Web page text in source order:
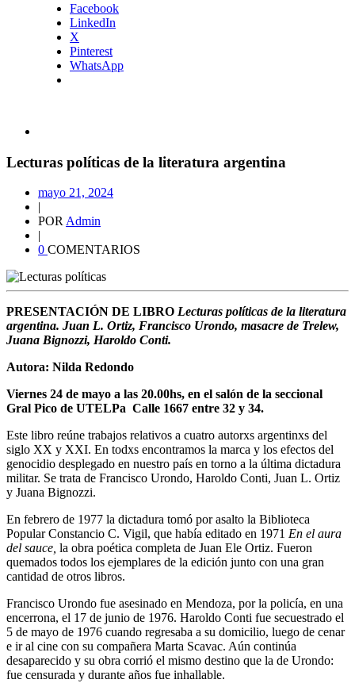
Facebook
LinkedIn
X
Pinterest
WhatsApp
Lecturas políticas de la literatura argentina
mayo 21, 2024
|
POR Admin
|
0 COMENTARIOS
PRESENTACIÓN DE LIBRO Lecturas políticas de la literatura
argentina. Juan L. Ortiz, Francisco Urondo, masacre de Trelew,
Juana Bignozzi, Haroldo Conti.
Autora: Nilda Redondo
Viernes 24 de mayo a las 20.00hs, en el salón de la seccional
Gral Pico de UTELPa Calle 1667 entre 32 y 34.
Este libro reúne trabajos relativos a cuatro autorxs argentinxs del
siglo XX y XXI. En todxs encontramos la marca y los efectos del
genocidio desplegado en nuestro país en torno a la última dictadura
militar. Se trata de Francisco Urondo, Haroldo Conti, Juan L. Ortiz
y Juana Bignozzi.
En febrero de 1977 la dictadura tomó por asalto la Biblioteca
Popular Constancio C. Vigil, que había editado en 1971 En el aura
del sauce, la obra poética completa de Juan Ele Ortiz. Fueron
quemados todos los ejemplares de la edición junto con una gran
cantidad de otros libros.
Francisco Urondo fue asesinado en Mendoza, por la policía, en una
encerrona, el 17 de junio de 1976. Haroldo Conti fue secuestrado el
5 de mayo de 1976 cuando regresaba a su domicilio, luego de cenar
e ir al cine con su compañera Marta Scavac. Aún continúa
desaparecido y su obra corrió el mismo destino que la de Urondo:
fue censurada y durante años fue inhallable.